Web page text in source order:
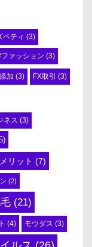
ペティ (3)
ファッション (3)
加 (3) FX取引 (3)
ネス (3)
リット (7)
(2)
(21)
(4) モウダス (3)